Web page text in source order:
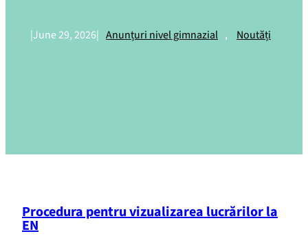
|June 29, 2026| Anunțuri nivel gimnazial , Noutăți
Procedura pentru vizualizarea lucrărilor la
EN